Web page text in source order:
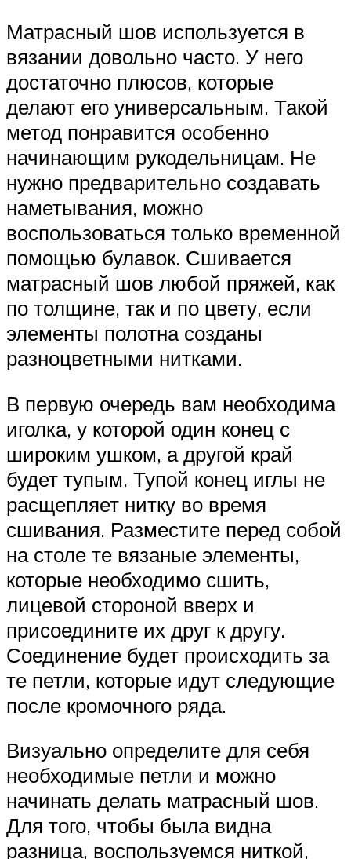
Матрасный шов используется в
вязании довольно часто. У него
достаточно плюсов, которые
делают его универсальным. Такой
метод понравится особенно
начинающим рукодельницам. Не
нужно предварительно создавать
наметывания, можно
воспользоваться только временной
помощью булавок. Сшивается
матрасный шов любой пряжей, как
по толщине, так и по цвету, если
элементы полотна созданы
разноцветными нитками.
В первую очередь вам необходима
иголка, у которой один конец с
широким ушком, а другой край
будет тупым. Тупой конец иглы не
расщепляет нитку во время
сшивания. Разместите перед собой
на столе те вязаные элементы,
которые необходимо сшить,
лицевой стороной вверх и
присоедините их друг к другу.
Соединение будет происходить за
те петли, которые идут следующие
после кромочного ряда.
Визуально определите для себя
необходимые петли и можно
начинать делать матрасный шов.
Для того, чтобы была видна
разница, воспользуемся ниткой,